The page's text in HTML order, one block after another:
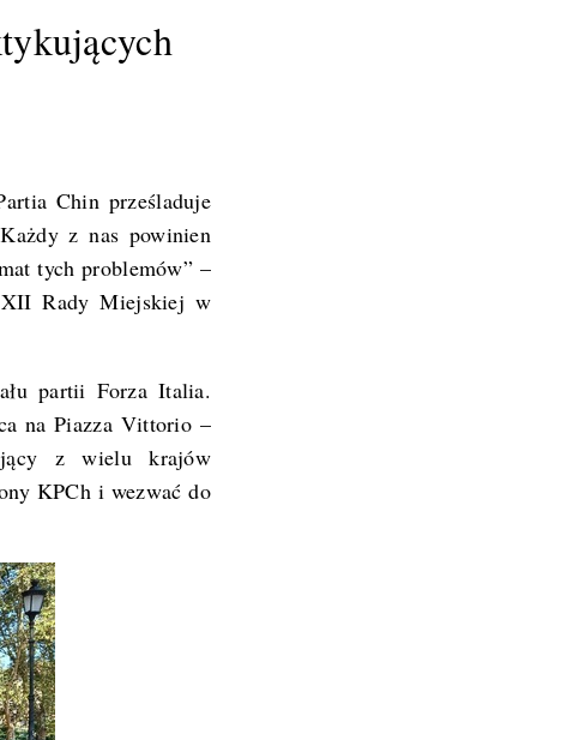
Chin prześladuje
z nas powinien
tych problemów” –
XII Rady Miejskiej w
partii Forza Italia.
na Piazza Vittorio –
z wielu krajów
KPCh i wezwać do